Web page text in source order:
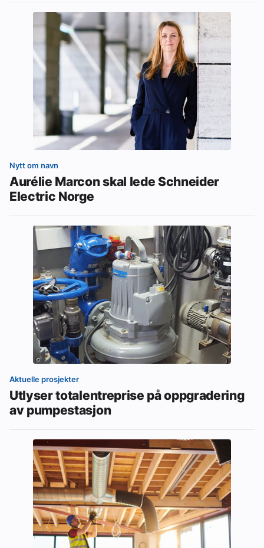
Nytt om navn
Aurélie Marcon skal lede Schneider
Electric Norge
Aktuelle prosjekter
Utlyser totalentreprise på oppgradering
av pumpestasjon